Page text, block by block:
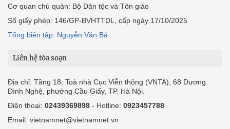
Cơ quan chủ quản: Bộ Dân tộc và Tôn giáo
Số giấy phép: 146/GP-BVHTTDL, cấp ngày 17/10/2025
Tổng biên tập: Nguyễn Văn Bá
Liên hệ tòa soạn
Địa chỉ: Tầng 18, Toà nhà Cục Viễn thông (VNTA), 68 Dương
Đình Nghệ, phường Cầu Giấy, TP. Hà Nội.
Điện thoại: 02439369898 - Hotline: 0923457788
Email: vietnamnet@vietnamnet.vn